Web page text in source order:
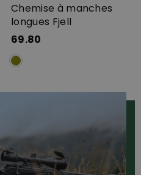
Chemise à manches
longues Fjell
69.80